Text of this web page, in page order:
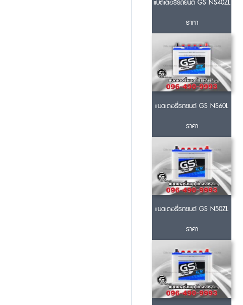
ราคา
แบตเตอรี่รถยนต์ GS NS60L
ราคา
แบตเตอรี่รถยนต์ GS N50ZL
ราคา